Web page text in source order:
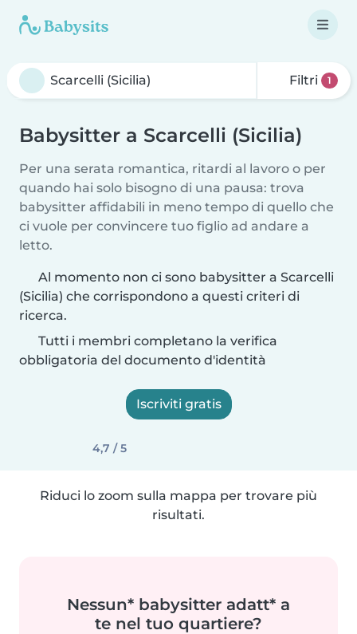
Filtri 1
Babysitter a Scarcelli (Sicilia)
Per una serata romantica, ritardi al lavoro o per
quando hai solo bisogno di una pausa: trova
babysitter affidabili in meno tempo di quello che
ci vuole per convincere tuo figlio ad andare a
letto.
Al momento non ci sono babysitter a Scarcelli
(Sicilia) che corrispondono a questi criteri di
ricerca.
Tutti i membri completano la verifica
obbligatoria del documento d'identità
Iscriviti gratis
4,7 / 5
Riduci lo zoom sulla mappa per trovare più
risultati.
Nessun* babysitter adatt* a
te nel tuo quartiere?